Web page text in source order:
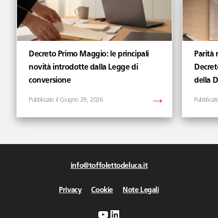
Decreto Primo Maggio: le principali
novità introdotte dalla Legge di
conversione
Giugno 29, 2026
Parità
della
info@toffolettodeluca.it
Privacy Cookie Note Legali
YouTube
LinkedIn